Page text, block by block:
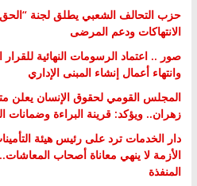
حزب التحالف الشعبي يطلق لجنة
الانتهاكات ودعم المرضى
صور .. اعتماد الرسومات النهائية
وانتهاء أعمال إنشاء المبنى الإداري
المجلس القومي لحقوق الإنسان يعلن
زهران.. ويؤكد: قرينة البراءة وضمانات
دار الخدمات ترد على رئيس هيئة
الأزمة لا ينهي معاناة أصحاب
المنفذة